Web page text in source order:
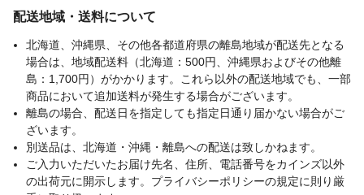
や保持力が弱くなることがあります(感熱
生産国
中国
製造元
コクヨ株式会社
販売元
コクヨ株式会社
最大とじ可能枚数
コピー用紙(PPC用紙64g/平方メートル)約
使用針
針不要
配送地域・送料について
北海道、沖縄県、その他各都道府県の離島地域が配送先となる
場合は、地域配送料（北海道：500円、沖縄県およびその他離
島：1,700円）がかかります。これら以外の配送地域でも、一部
商品において追加送料が発生する場合がございます。
離島の場合、配送日を指定しても指定日通り届かない場合がご
ざいます。
別送品は、北海道・沖縄・離島への配送は致しかねます。
ご入力いただいたお届け先名、住所、電話番号をカインズ以外
の出荷元に開示します。プライバシーポリシーの規定に則り厳